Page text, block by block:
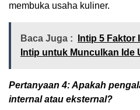
membuka usaha kuliner.
Baca Juga :
Intip 5 Faktor
Intip untuk Munculkan Ide
Pertanyaan 4: Apakah
internal atau eksternal?